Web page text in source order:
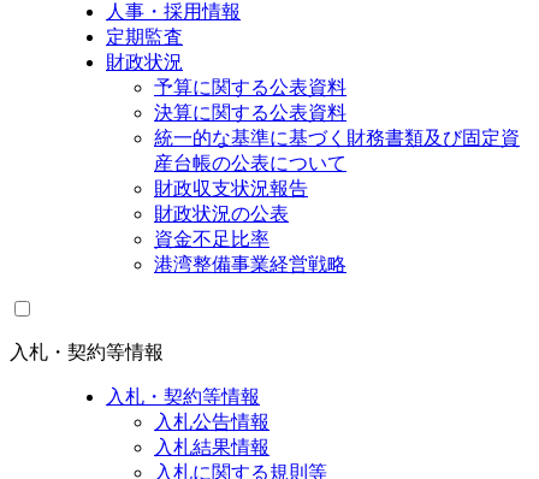
人事・採用情報
定期監査
財政状況
予算に関する公表資料
決算に関する公表資料
統一的な基準に基づく財務書類及び固定資
産台帳の公表について
財政収支状況報告
財政状況の公表
資金不足比率
港湾整備事業経営戦略
入札・契約等情報
入札・契約等情報
入札公告情報
入札結果情報
入札に関する規則等